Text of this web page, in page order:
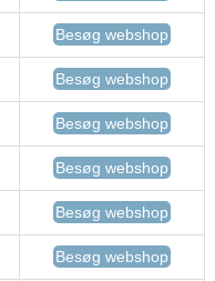
Besøg webshop
Besøg webshop
Besøg webshop
Besøg webshop
Besøg webshop
Besøg webshop